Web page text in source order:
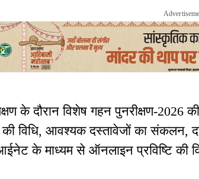
के दौरान विशेष गहन पुनरीक्षण-2026
विधि, आवश्यक दस्तावेजों का संकलन,
के माध्यम से ऑनलाइन प्रविष्टि की